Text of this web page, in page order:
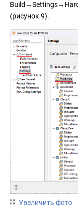
(рисунок 9).
Увеличить фото